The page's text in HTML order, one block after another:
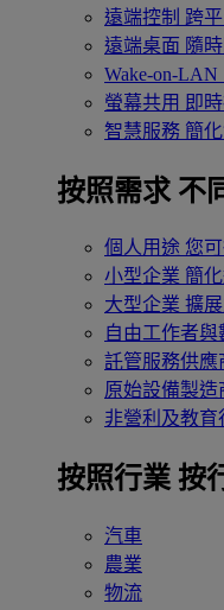
遠端控制 跨
遠端桌面 隨
Wake-on-LAN
螢幕共用 即
智慧服務 簡
按照需求 不
個人用途 您
小型企業 簡
大型企業 擴
自由工作者與
託管服務供應
原始設備製造
非營利及教育
按照行業 按
汽車
農業
物流